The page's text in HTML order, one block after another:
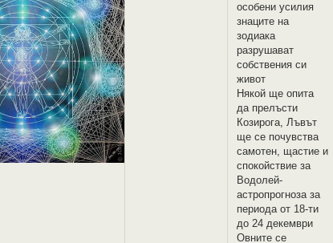
особени усилия
знаците на
зодиака
разрушават
собствения си
живот
Някой ще опита
да прелъсти
Козирога, Лъвът
ще се почувства
самотен, щастие и
спокойствие за
Водолей-
астропрогноза за
периода от 18-ти
до 24 декември
Овните се